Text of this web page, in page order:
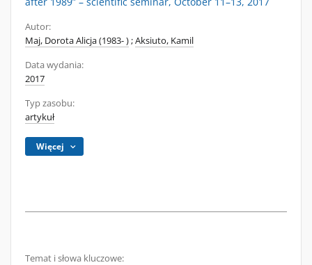
Autor:
Maj, Dorota Alicja (1983- );Aksiuto, Kamil
Data wydania:
2017
Typ zasobu:
artykuł
Więcej
Temat i słowa kluczowe: